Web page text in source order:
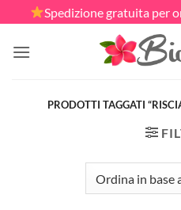
ai
contenuti
Spedizione gratuita per
PRODOTTI TAGGATI